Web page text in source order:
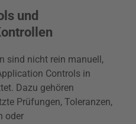
und
sind nicht rein manuell,
Controls in
Dazu gehören
Prüfungen, Toleranzen,
oder